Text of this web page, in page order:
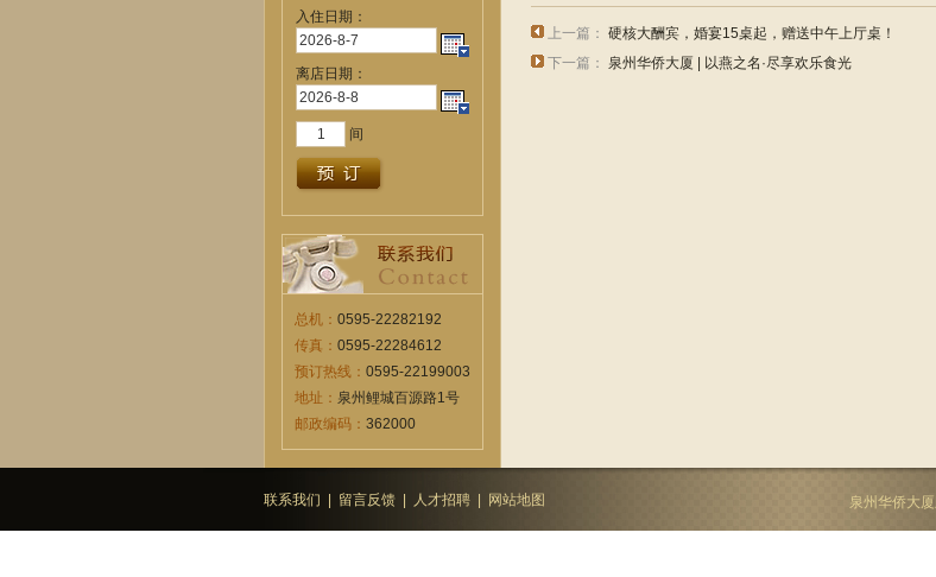
入住日期：
离店日期：
间
总机： 0595-22282192
传真： 0595-22284612
预订热线： 0595-22199003
地址： 泉州鲤城百源路1号
邮政编码： 362000
上一篇： 硬核大酬宾，婚宴15桌起，赠送中午上厅桌！
下一篇： 泉州华侨大厦 | 以燕之名·尽享欢乐食光
联系我们 留言反馈 人才招聘 网站地图 泉州华侨大